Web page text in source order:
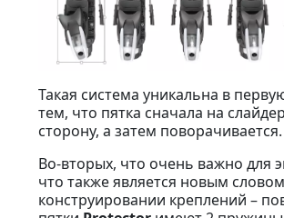
Такая система уникальна в
тем, что пятка сначала на
сторону, а затем поворачивается.
Во-вторых, что очень важно для
что также является новым
конструировании креплений –